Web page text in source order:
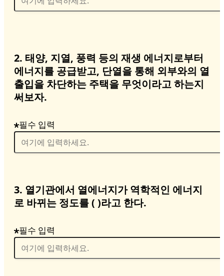
2. 태양, 지열, 풍력 등의 재생 에너지로부터
에너지를 공급받고, 단열을 통해 외부와의 열
출입을 차단하는 주택을 무엇이라고 하는지
써보자.
필수 입력
3. 열기관에서 열에너지가 역학적인 에너지
로 바뀌는 정도를 ( )라고 한다.
필수 입력